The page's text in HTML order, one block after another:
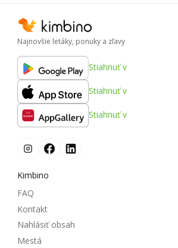
Najnovšie letáky, ponuky a zľavy
Stiahnuť v
Stiahnuť v
Stiahnuť v
Kimbino
FAQ
Kontakt
Nahlásiť obsah
Mestá